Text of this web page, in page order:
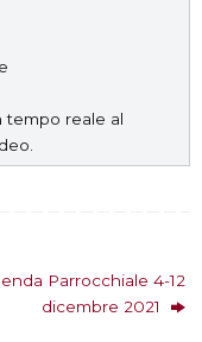
tempo reale al
Parrocchiale 4-12
dicembre 2021